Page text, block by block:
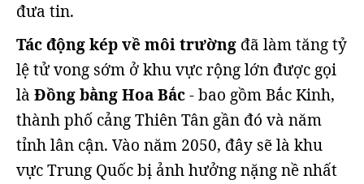
đưa tin.
Tác động kép về môi trường đã làm tăng tỷ
lệ tử vong sớm ở khu vực rộng lớn được gọi
là Đồng bằng Hoa Bắc- bao gồm Bắc Kinh,
thành phố cảng Thiên Tân gần đó và năm
tỉnh lân cận. Vào năm 2050, đây sẽ là khu
vực Trung Quốc bị ảnh hưởng nặng nề nhất